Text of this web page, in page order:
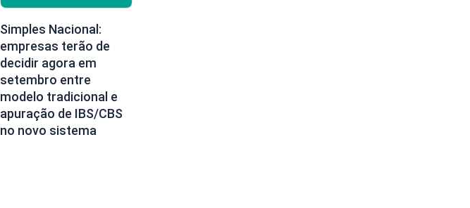
Simples Nacional:
empresas terão de
decidir agora em
setembro entre
modelo tradicional e
apuração de IBS/CBS
no novo sistema